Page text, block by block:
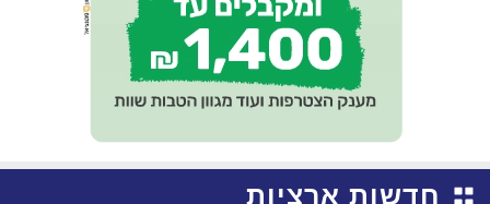
חדשות ארציות